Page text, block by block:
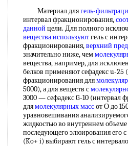
Материал длягель-
интервал фракционирования,
данной цели. Для полного
вещества используютгель с
фракционирования,верхний
значительно ниже, чем
вещества, например, для
белков применяют сефадекс u-25
фракционирования для
5000), а для веществ с
3000 — сефадекс G-10 (интервал
длямолекулярных массот О до
уравновешивания
жидкостью во внутреннем
последующего элюирования его
(Ko+ i) выбирают гель с